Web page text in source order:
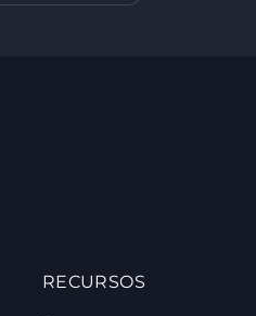
RECURSOS